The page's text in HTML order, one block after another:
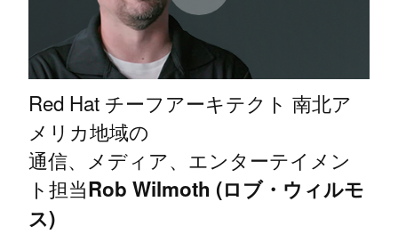
Red Hat チーフアーキテクト 南北ア
メリカ地域の
通信、メディア、エンターテイメン
ト担当Rob Wilmoth (ロブ・ウィルモ
ス)